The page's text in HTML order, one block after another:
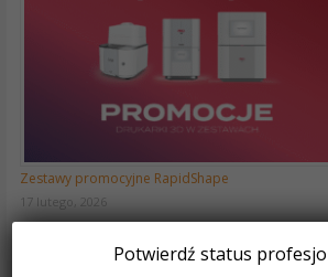
Zestawy promocyjne RapidShape
17 lutego, 2026
Potwierdź status